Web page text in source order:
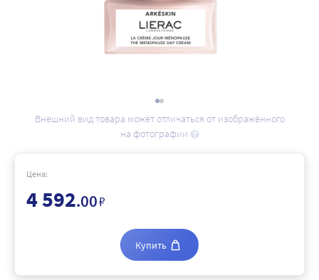
Внешний вид товара может отличаться от изображённого
на фотографии
Цена:
4 592.00₽
Купить